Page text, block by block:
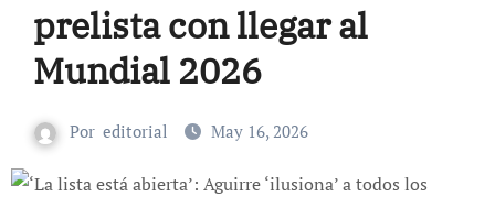
prelista con llegar al
Mundial 2026
Por editorial May 16, 2026